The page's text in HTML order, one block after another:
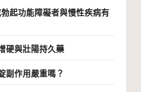
起功能障礙者與慢性疾病有
硬與壯陽持久藥
副作用嚴重嗎？